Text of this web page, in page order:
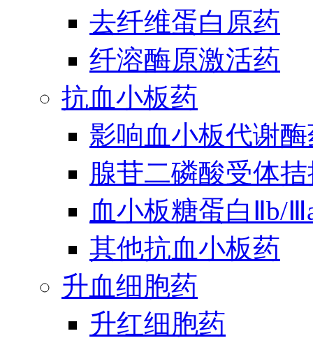
去纤维蛋白原药
纤溶酶原激活药
抗血小板药
影响血小板代谢
腺苷二磷酸受体
血小板糖蛋白Ⅱb/
其他抗血小板药
升血细胞药
升红细胞药